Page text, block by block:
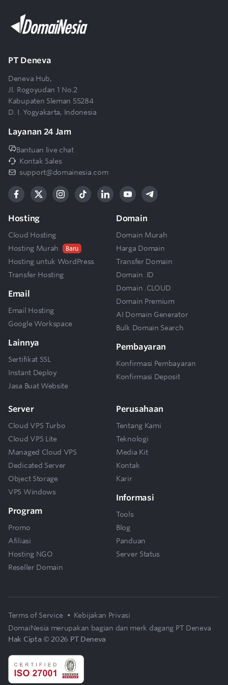
9 Apakah tersedia panel kontrol seperti cPanel?
10
pengelolaan Cloud VPS Turbo DomaiNesia?
PT Deneva
Deneva Hub,
Jl. Rogoyudan 1 No.2
Kabupaten Sleman 55284
D. I. Yogyakarta, Indonesia
Layanan 24 Jam
Bantuan live chat
Kontak Sales
support@domainesia.com
Hosting
Cloud Hosting
Hosting Murah
Baru
Hosting untuk WordPress
Transfer Hosting
Email
Email Hosting
Google Workspace
Lainnya
Sertifikat SSL
Instant Deploy
Jasa Buat Website
Domain
Domain Murah
Harga Domain
Transfer Domain
Domain .ID
Domain .CLOUD
Domain Premium
AI Domain Generator
Bulk Domain Search
Pembayaran
Konfirmasi Pembayaran
Konfirmasi Deposit
Server
Cloud VPS Turbo
Cloud VPS Lite
Managed Cloud VPS
Dedicated Server
Object Storage
VPS Windows
Program
Promo
Afiliasi
Hosting NGO
Reseller Domain
Perusahaan
Tentang Kami
Teknologi
Media Kit
Kontak
Karir
Informasi
Tools
Blog
Panduan
Server Status
Terms of Service • Kebijakan Privasi
DomaiNesia merupakan bagian dan merk dagang PT Deneva
Hak Cipta © 2026 PT Deneva